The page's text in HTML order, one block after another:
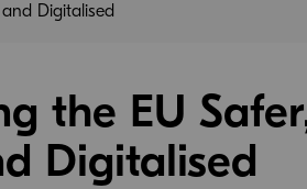
Digitalised
the EU
Digitalised